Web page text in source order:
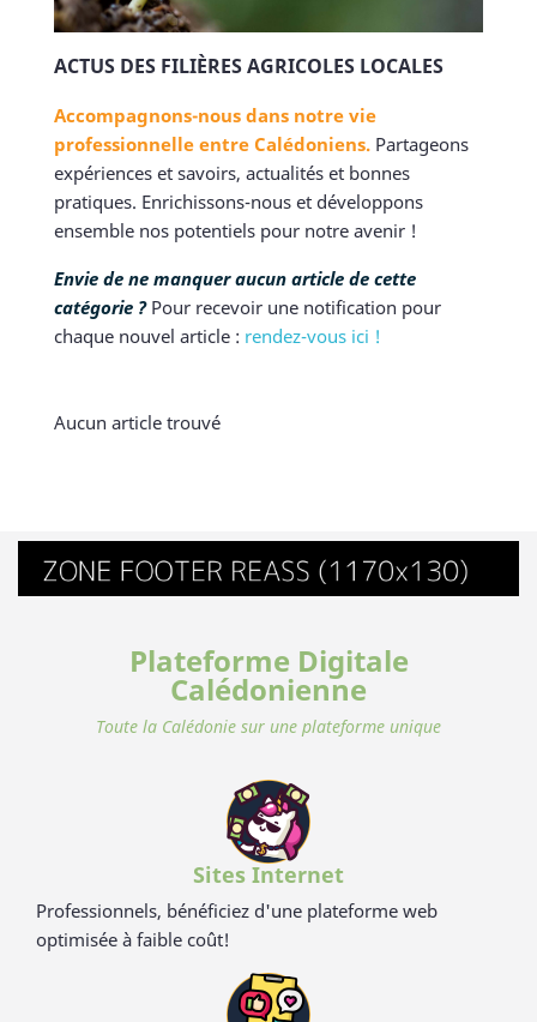
ACTUS DES FILIÈRES AGRICOLES LOCALES
Accompagnons-nous dans notre vie
professionnelle entre Calédoniens. Partageons
expériences et savoirs, actualités et bonnes
pratiques. Enrichissons-nous et développons
ensemble nos potentiels pour notre avenir !
Envie de ne manquer aucun article de cette
catégorie ?Pour recevoir une notification pour
chaque nouvel article : rendez-vous ici !
Aucun article trouvé
Plateforme Digitale
Calédonienne
Toute la Calédonie sur une plateforme unique
Sites Internet
Professionnels, bénéficiez d'une plateforme web
optimisée à faible coût!